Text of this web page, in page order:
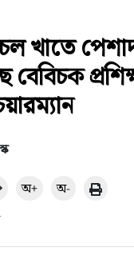
খাতে
বেবিচক
অ+ অ-